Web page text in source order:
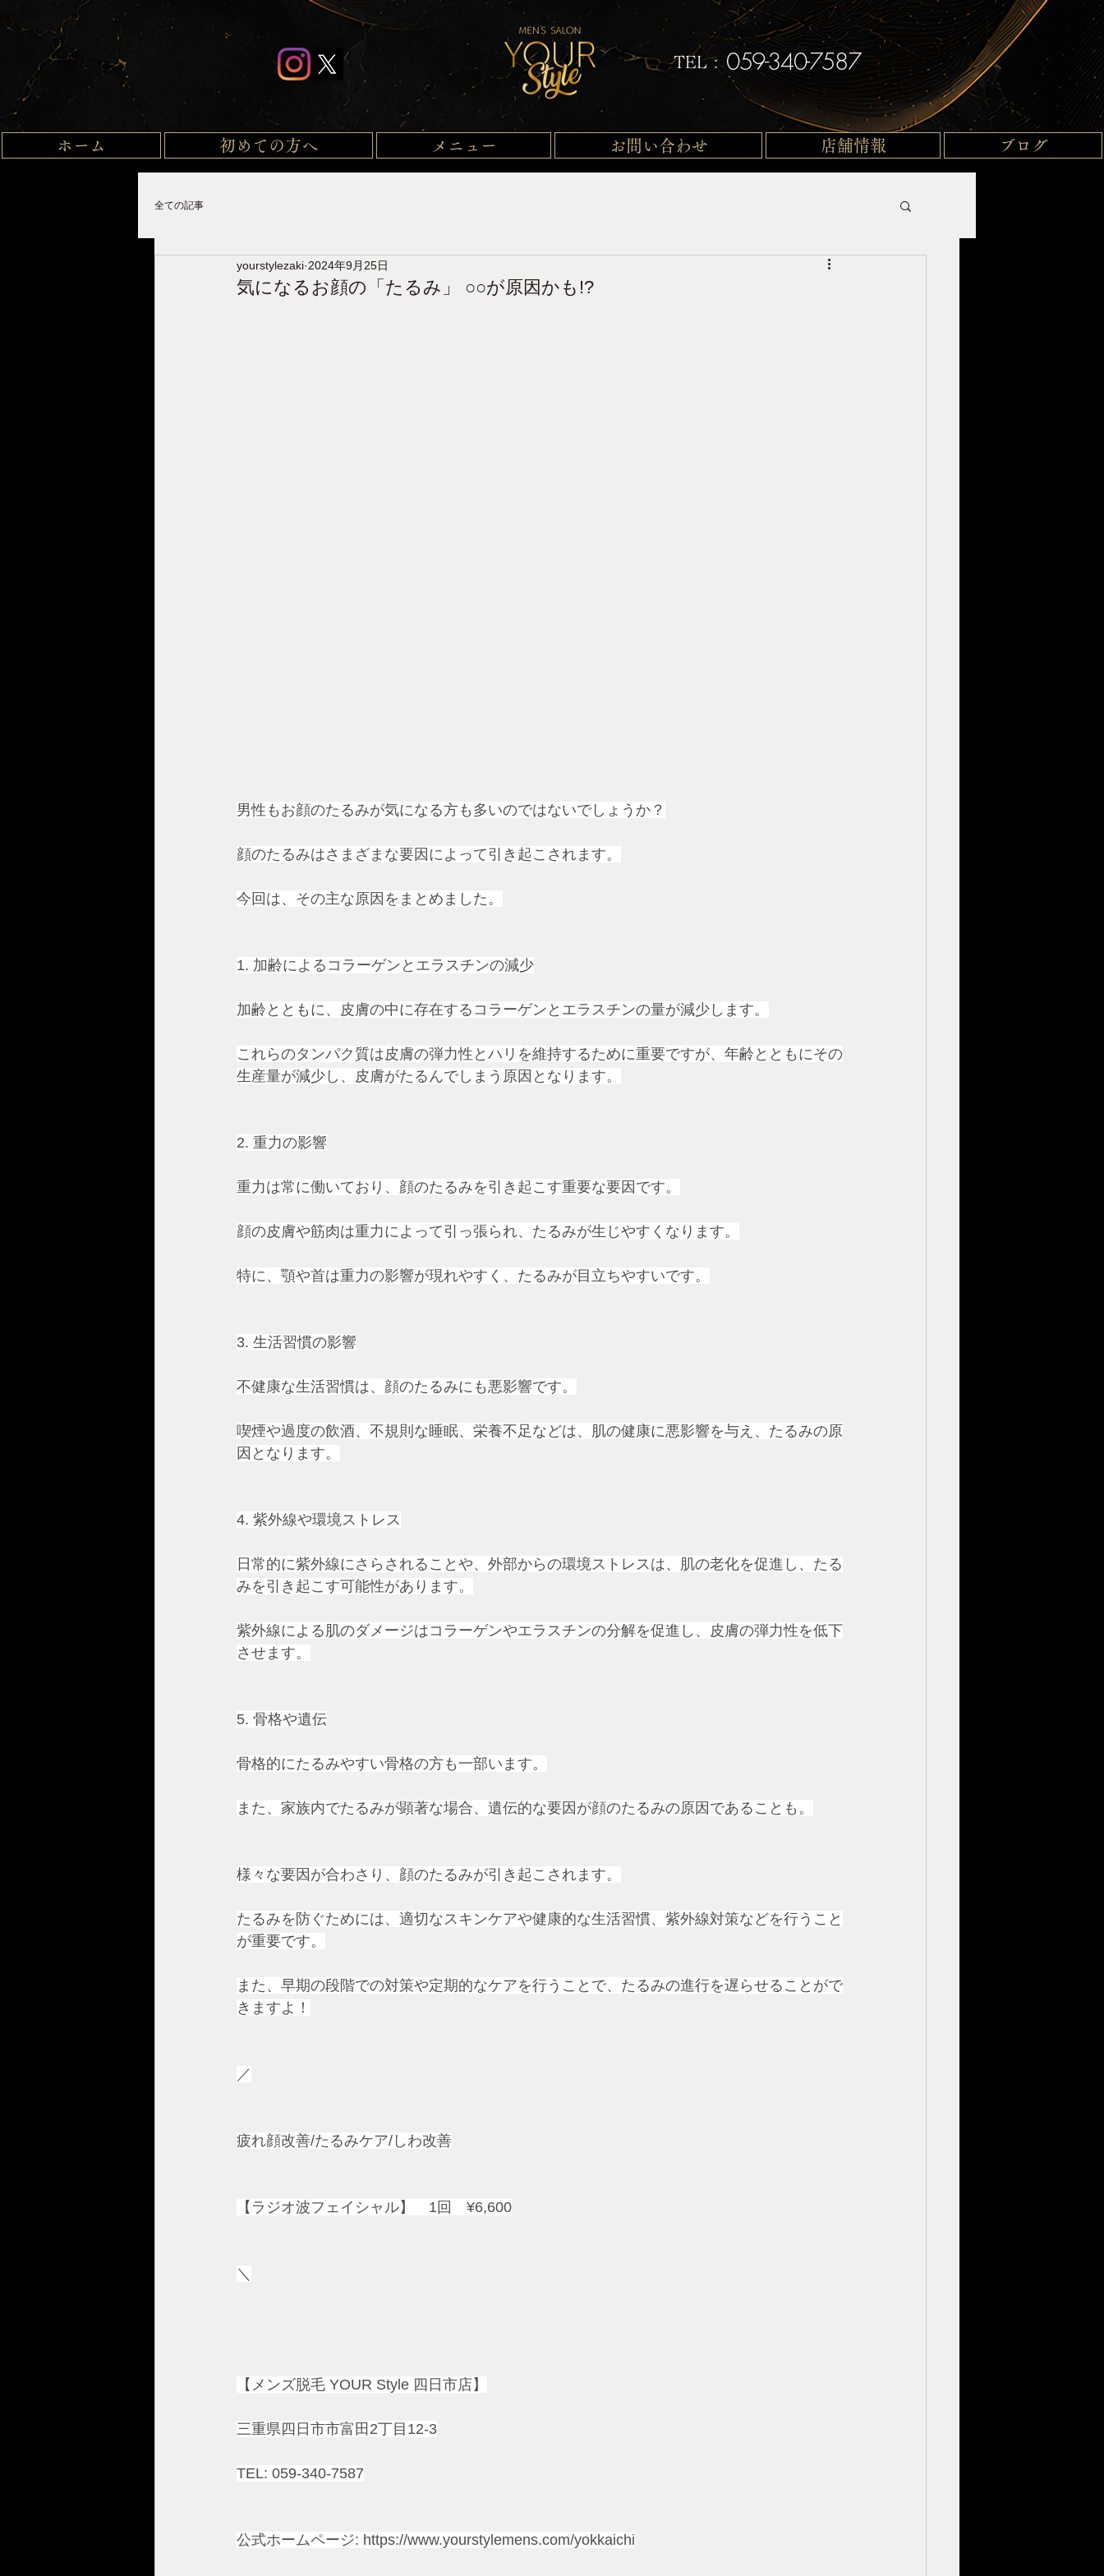
TEL : 059-340-7587
ホーム 初めての方へ メニュー お問い合わせ 店舗情報 ブログ
全ての記事
気になるお顔の「たるみ」 ○○が原因かも!?
yourstylezaki 2024年9月25日
男性もお顔のたるみが気になる方も多いのではないでしょうか？
顔のたるみはさまざまな要因によって引き起こされます。
今回は、その主な原因をまとめました。
1. 加齢によるコラーゲンとエラスチンの減少
加齢とともに、皮膚の中に存在するコラーゲンとエラスチンの量が減少します。
これらのタンパク質は皮膚の弾力性とハリを維持するために重要ですが、年齢とともにその
生産量が減少し、皮膚がたるんでしまう原因となります。
2. 重力の影響
重力は常に働いており、顔のたるみを引き起こす重要な要因です。
顔の皮膚や筋肉は重力によって引っ張られ、たるみが生じやすくなります。
特に、顎や首は重力の影響が現れやすく、たるみが目立ちやすいです。
3. 生活習慣の影響
不健康な生活習慣は、顔のたるみにも悪影響です。
喫煙や過度の飲酒、不規則な睡眠、栄養不足などは、肌の健康に悪影響を与え、たるみの原
因となります。
4. 紫外線や環境ストレス
日常的に紫外線にさらされることや、外部からの環境ストレスは、肌の老化を促進し、たる
みを引き起こす可能性があります。
紫外線による肌のダメージはコラーゲンやエラスチンの分解を促進し、皮膚の弾力性を低下
させます。
5. 骨格や遺伝
骨格的にたるみやすい骨格の方も一部います。
また、家族内でたるみが顕著な場合、遺伝的な要因が顔のたるみの原因であることも。
様々な要因が合わさり、顔のたるみが引き起こされます。
たるみを防ぐためには、適切なスキンケアや健康的な生活習慣、紫外線対策などを行うこと
が重要です。
また、早期の段階での対策や定期的なケアを行うことで、たるみの進行を遅らせることがで
きますよ！
／
疲れ顔改善/たるみケア/しわ改善
【ラジオ波フェイシャル】　1回　¥6,600
＼
【メンズ脱毛 YOUR Style 四日市店】
三重県四日市市富田2丁目12-3
TEL: 059-340-7587
公式ホームページ: https://www.yourstylemens.com/yokkaichi